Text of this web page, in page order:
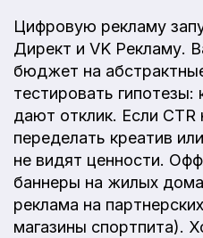
Цифровую рекламу
Директ и VK Рекламу.
бюджет на
тестировать гипотезы:
дают отклик. Если CTR
переделать креатив
не видят ценности.
баннеры на жилых
реклама на
магазины спортпита).